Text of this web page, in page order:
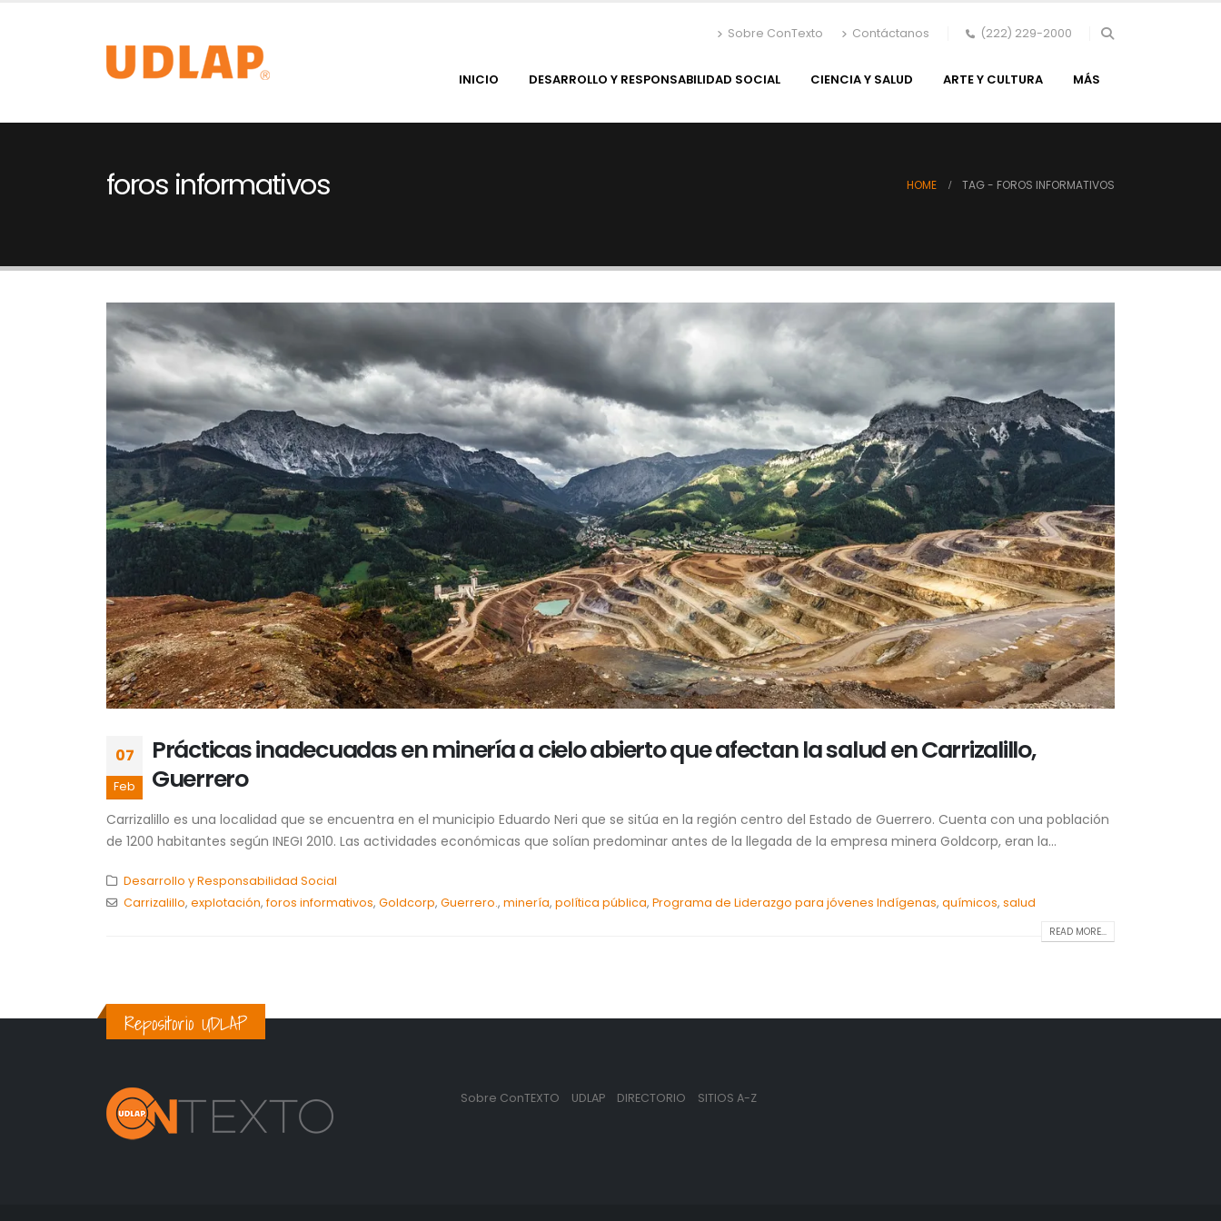
Sobre ConTexto Contáctanos (222) 229-2000
INICIO DESARROLLO Y RESPONSABILIDAD SOCIAL CIENCIA Y SALUD ARTE Y CULTURA MÁS
foros informativos HOME TAG - FOROS INFORMATIVOS
07
Feb
Prácticas inadecuadas en minería a cielo abierto que afectan la salud en Carrizalillo,
Guerrero
Carrizalillo es una localidad que se encuentra en el municipio Eduardo Neri que se sitúa en la región centro del Estado de Guerrero. Cuenta con una población
de 1200 habitantes según INEGI 2010. Las actividades económicas que solían predominar antes de la llegada de la empresa minera Goldcorp, eran la...
Desarrollo y Responsabilidad Social
Carrizalillo, explotación, foros informativos, Goldcorp, Guerrero., minería, política pública, Programa de Liderazgo para jóvenes Indígenas, químicos, salud
READ MORE...
Repositorio UDLAP
Sobre ConTEXTO UDLAP DIRECTORIO SITIOS A-Z